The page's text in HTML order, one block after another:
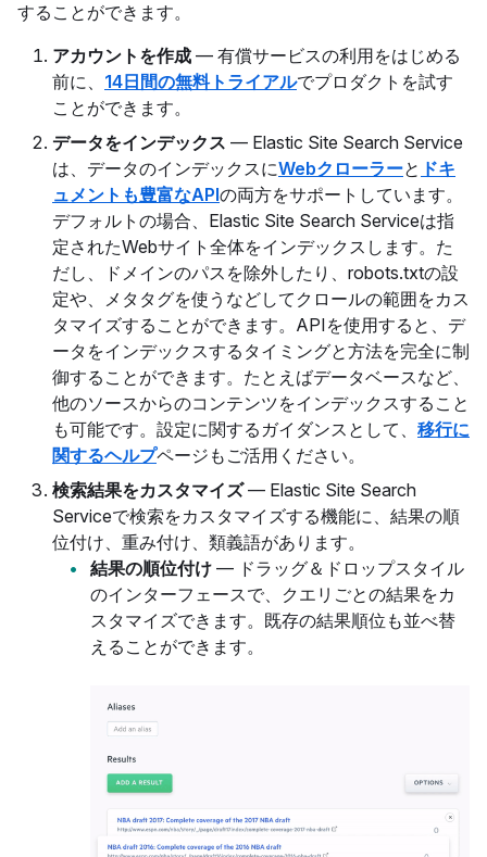
することができます。
アカウントを作成 — 有償サービスの利用をはじめる
前に、 14日間の無料トライアルでプロダクトを試す
ことができます。
データをインデックス — Elastic Site Search Service
は、データのインデックスにWebクローラーと ドキ
ュメントも豊富なAPIの両方をサポートしています。
デフォルトの場合、Elastic Site Search Serviceは指
定されたWebサイト全体をインデックスします。た
だし、ドメインのパスを除外したり、robots.txtの設
定や、メタタグを使うなどしてクロールの範囲をカス
タマイズすることができます。APIを使用すると、デ
ータをインデックスするタイミングと方法を完全に制
御することができます。たとえばデータベースなど、
他のソースからのコンテンツをインデックスすること
も可能です。設定に関するガイダンスとして、 移行に
関するヘルプページもご活用ください。
検索結果をカスタマイズ— Elastic Site Search
Serviceで検索をカスタマイズする機能に、結果の順
位付け、重み付け、類義語があります。
結果の順位付け — ドラッグ＆ドロップスタイル
のインターフェースで、クエリごとの結果をカ
スタマイズできます。既存の結果順位も並べ替
えることができます。